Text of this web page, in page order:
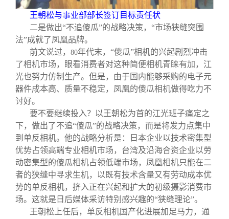
王朝松与事业部部长签订目标责任状
二是做出“不追傻瓜”的战略决策，“市场狭缝突围
法”成就了凤凰品牌。
前文说过， 80年代末，“傻瓜”相机的兴起剧烈冲击
了相机市场，眼看消费者对这种简便相机青睐有加，江
光也努力仿制生产。但是，由于国内能够采购的电子元
器件成本高、质量不稳定，凤凰的傻瓜相机做得吃力不
讨好。
要不要继续投入？以王朝松为首的江光班子痛定之
下，做出了不追“傻瓜”的战略决策，而是将发力点集中
到单反相机。他的战略分析是：日本企业以技术密集型
优势占领高端专业相机市场，台湾及沿海合资企业以劳
动密集型的傻瓜相机占领低端市场，凤凰相机只能在二
者的狭缝中寻求生机，以既有技术含量又有劳动成本优
势的单反相机，挤入正在兴起和扩大的初级摄影消费市
场。这就是日后媒体采访特别感兴趣的“狭缝理论”。
王朝松上任后，单反相机国产化进展加足马力，通